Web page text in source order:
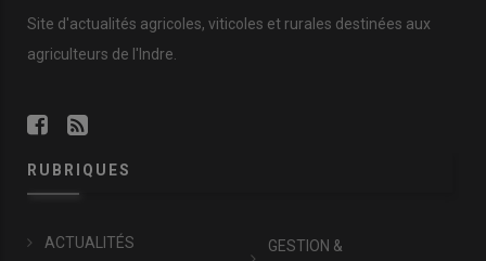
Site d'actualités agricoles, viticoles et rurales destinées aux
agriculteurs de l'Indre.
RUBRIQUES
ACTUALITÉS
GESTION &